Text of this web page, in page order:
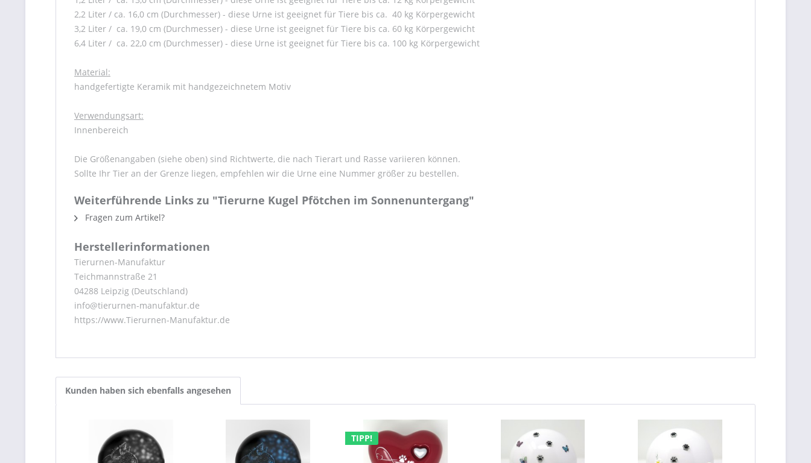
2,2 Liter / ca. 16,0 cm (Durchmesser) - diese Urne ist geeignet für Tiere bis ca. 40 kg Körpergewicht
3,2 Liter / ca. 19,0 cm (Durchmesser) - diese Urne ist geeignet für Tiere bis ca. 60 kg Körpergewicht
6,4 Liter / ca. 22,0 cm (Durchmesser) - diese Urne ist geeignet für Tiere bis ca. 100 kg Körpergewicht
Material:
handgefertigte Keramik mit handgezeichnetem Motiv
Verwendungsart:
Innenbereich
Die Größenangaben (siehe oben) sind Richtwerte, die nach Tierart und Rasse variieren können.
Sollte Ihr Tier an der Grenze liegen, empfehlen wir die Urne eine Nummer größer zu bestellen.
Weiterführende Links zu "Tierurne Kugel Pfötchen im Sonnenuntergang"
Fragen zum Artikel?
Herstellerinformationen
Tierurnen-Manufaktur
Teichmannstraße 21
04288 Leipzig (Deutschland)
info@tierurnen-manufaktur.de
https://www.Tierurnen-Manufaktur.de
Kunden haben sich ebenfalls angesehen
TIPP!